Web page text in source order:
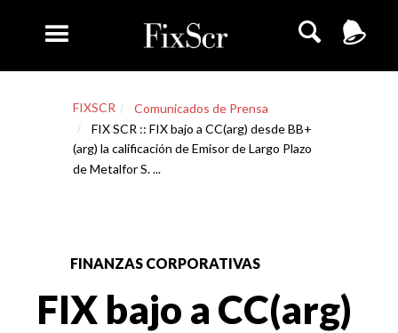
FIXSCR
Comunicados de Prensa
FIX SCR :: FIX bajo a CC(arg) desde BB+
(arg) la calificación de Emisor de Largo Plazo
de Metalfor S. ...
FINANZAS CORPORATIVAS
FIX bajo a CC(arg)